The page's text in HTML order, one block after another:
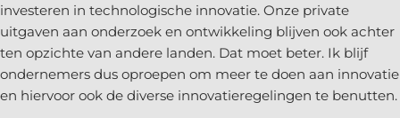
investeren in technologische innovatie. Onze private
uitgaven aan onderzoek en ontwikkeling blijven ook achter
ten opzichte van andere landen. Dat moet beter. Ik blijf
ondernemers dus oproepen om meer te doen aan innovatie
en hiervoor ook de diverse innovatieregelingen te benutten.